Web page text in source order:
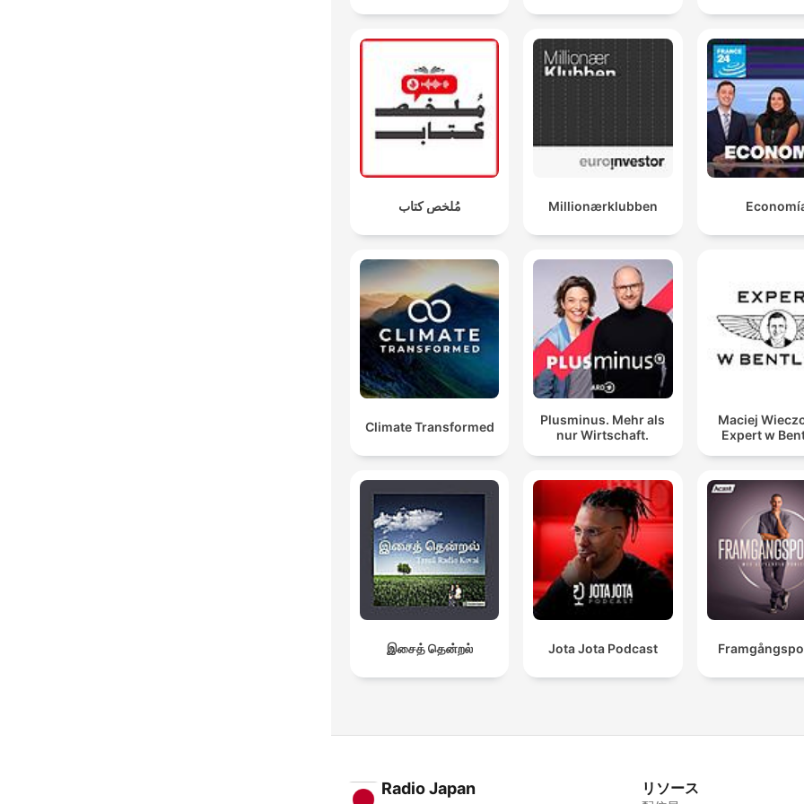
مُلخص كتاب Millionærklubben
Climate Transformed
Plusminus. Mehr als
nur Wirtschaft.
Maciej
Expert w
இசைத் தென்றல் Jota Jota Podcast
Radio Japan リソース